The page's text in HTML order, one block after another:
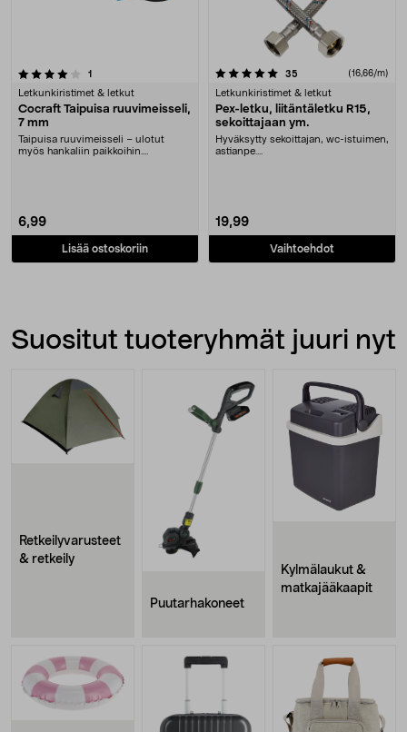
1
Letkunkiristimet & letkut
Cocraft Taipuisa ruuvimeisseli,
7 mm
Taipuisa ruuvimeisseli – ulotut
myös hankaliin paikkoihin.
6,99
Lisää ostoskoriin
5.0 viidestä tähdestä 35 (16,66/m)
Letkunkiristimet & letkut
Pex-letku, liitäntäletku R15,
sekoittajaan ym.
Hyväksytty sekoittajan, wc-istuimen,
astianpe....
19,99
Vaihtoehdot
Suositut tuoteryhmät juuri nyt
Retkeilyvarusteet
& retkeily
Puutarhakoneet
Kylmälaukut &
matkajääkaapit